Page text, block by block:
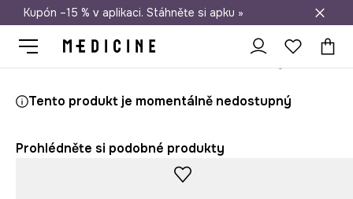
Doprava zdarma při nákupu nad 1 200 Kč
Kupón –15 % v aplikaci. Stáhněte si apku »
Tento produkt je momentálně nedostupný
Prohlédněte si podobné produkty